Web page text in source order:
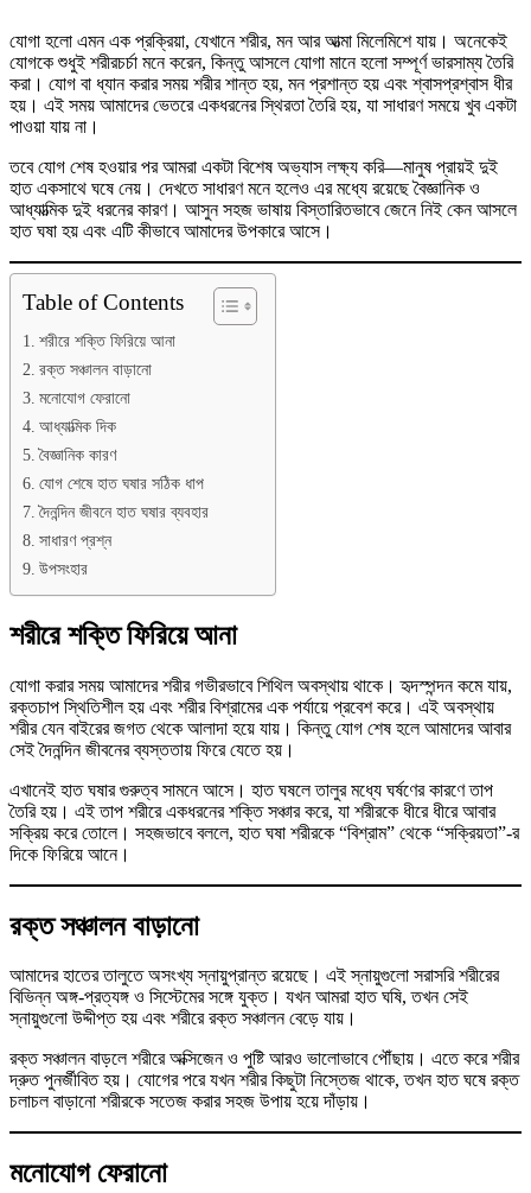
কেন?
তে
যোগা হলো এমন এক প্রক্রিয়া, যেখানে শরীর, মন আর আত্মা মিলেমিশে যায়। অনেকেই
যোগকে শুধুই শরীরচর্চা মনে করেন, কিন্তু আসলে যোগা মানে হলো সম্পূর্ণ ভারসাম্য তৈরি
করা। যোগ বা ধ্যান করার সময় শরীর শান্ত হয়, মন প্রশান্ত হয় এবং শ্বাসপ্রশ্বাস ধীর
হয়। এই সময় আমাদের ভেতরে একধরনের স্থিরতা তৈরি হয়, যা সাধারণ সময়ে খুব একটা
পাওয়া যায় না।
তবে যোগ শেষ হওয়ার পর আমরা একটা বিশেষ অভ্যাস লক্ষ্য করি—মানুষ প্রায়ই দুই
হাত একসাথে ঘষে নেয়। দেখতে সাধারণ মনে হলেও এর মধ্যে রয়েছে বৈজ্ঞানিক ও
আধ্যাত্মিক দুই ধরনের কারণ। আসুন সহজ ভাষায় বিস্তারিতভাবে জেনে নিই কেন আসলে
হাত ঘষা হয় এবং এটি কীভাবে আমাদের উপকারে আসে।
Table of Contents
শরীরে শক্তি ফিরিয়ে আনা
রক্ত সঞ্চালন বাড়ানো
মনোযোগ ফেরানো
আধ্যাত্মিক দিক
বৈজ্ঞানিক কারণ
যোগ শেষে হাত ঘষার সঠিক ধাপ
দৈনন্দিন জীবনে হাত ঘষার ব্যবহার
সাধারণ প্রশ্ন
উপসংহার
শরীরে শক্তি ফিরিয়ে আনা
যোগা করার সময় আমাদের শরীর গভীরভাবে শিথিল অবস্থায় থাকে। হৃদস্পন্দন কমে যায়,
রক্তচাপ স্থিতিশীল হয় এবং শরীর বিশ্রামের এক পর্যায়ে প্রবেশ করে। এই অবস্থায়
শরীর যেন বাইরের জগত থেকে আলাদা হয়ে যায়। কিন্তু যোগ শেষ হলে আমাদের আবার
সেই দৈনন্দিন জীবনের ব্যস্ততায় ফিরে যেতে হয়।
এখানেই হাত ঘষার গুরুত্ব সামনে আসে। হাত ঘষলে তালুর মধ্যে ঘর্ষণের কারণে তাপ
তৈরি হয়। এই তাপ শরীরে একধরনের শক্তি সঞ্চার করে, যা শরীরকে ধীরে ধীরে আবার
সক্রিয় করে তোলে। সহজভাবে বললে, হাত ঘষা শরীরকে “বিশ্রাম” থেকে “সক্রিয়তা”-র
দিকে ফিরিয়ে আনে।
রক্ত সঞ্চালন বাড়ানো
আমাদের হাতের তালুতে অসংখ্য স্নায়ুপ্রান্ত রয়েছে। এই স্নায়ুগুলো সরাসরি শরীরের
বিভিন্ন অঙ্গ-প্রত্যঙ্গ ও সিস্টেমের সঙ্গে যুক্ত। যখন আমরা হাত ঘষি, তখন সেই
স্নায়ুগুলো উদ্দীপ্ত হয় এবং শরীরে রক্ত সঞ্চালন বেড়ে যায়।
রক্ত সঞ্চালন বাড়লে শরীরে অক্সিজেন ও পুষ্টি আরও ভালোভাবে পৌঁছায়। এতে করে শরীর
দ্রুত পুনর্জীবিত হয়। যোগের পরে যখন শরীর কিছুটা নিস্তেজ থাকে, তখন হাত ঘষে রক্ত
চলাচল বাড়ানো শরীরকে সতেজ করার সহজ উপায় হয়ে দাঁড়ায়।
মনোযোগ ফেরানো